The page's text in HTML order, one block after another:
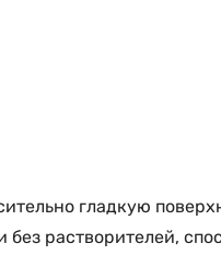
гладкую
растворителей,